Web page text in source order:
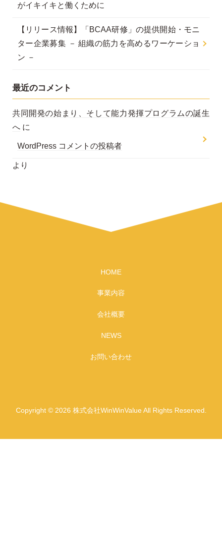
がイキイキと働くために
【リリース情報】「BCAA研修」の提供開始・モニ
ター企業募集 － 組織の筋力を高めるワーケーショ
ン －
最近のコメント
共同開発の始まり、そして能力発揮プログラムの誕生
へ に
WordPress コメントの投稿者
より
HOME
事業内容
会社概要
NEWS
お問い合わせ
Copyright © 2026 株式会社WinWinValue All Rights Reserved.